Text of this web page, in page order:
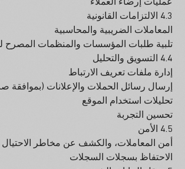
عمليات إرضاء العملاء
4.3 الالتزامات القانونية
المعاملات الضريبية والمحاسبية
تلبية طلبات المؤسسات والمنظمات المصرح
4.4 التسويق والتحليل
إدارة ملفات تعريف الارتباط
إرسال رسائل الحملات والإعلانات (بموافقة
تحليلات استخدام الموقع
تحسين التجربة
4.5 الأمن
أمن المعاملات، والكشف عن مخاطر الاحتيال
الاحتفاظ بسجلات السجلات